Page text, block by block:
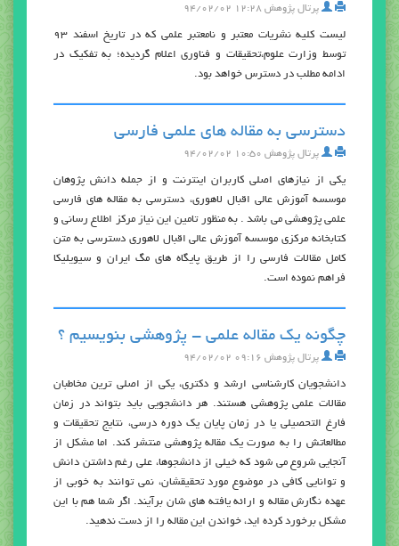
پرتال پژوهش ۱۲:۲۸ ۹۴/۰۲/۰۲
ليست كليه نشريات معتبر و نامعتبر علمي كه در تاريخ اسفند 93
توسط وزارت علوم،تحقيقات و فناوري اعلام گرديده؛ به تفكيك در
ادامه مطلب در دسترس خواهد بود.
دسترسي به مقاله هاي علمي فارسي
پرتال پژوهش ۱۰:۵۰ ۹۴/۰۲/۰۲
يکی از نیازهای اصلی کاربران اینترنت و از جمله دانش پژوهان
موسسه آموزش عالي اقبال لاهوري، دسترسی به مقاله های فارسی
علمی پژوهشی می باشد . به منظور تامین این نیاز مرکز اطلاع رسانی و
کتابخانه مرکزی موسسه آموزش عالي اقبال لاهوري دسترسی به متن
کامل مقالات فارسی را از طریق پایگاه های مگ ایران و سیویلیکا
فراهم نموده است.
چگونه یک مقاله علمی - پژوهشی بنویسیم ؟
پرتال پژوهش ۰۹:۱۶ ۹۴/۰۲/۰۲
دانشجویان کارشناسی ارشد و دکتری، یکی از اصلی ترین مخاطبان
مقالات علمی پژوهشی هستند. هر دانشجویی باید بتواند در زمان
فارغ التحصیلی یا در زمان پایان یک دوره درسی، نتایج تحقیقات و
مطالعاتش را به صورت یک مقاله پژوهشی منتشر کند. اما مشکل از
آنجایی شروع می شود که خیلی از دانشجوها، علی رغم داشتن دانش
و توانایی کافی در موضوع مورد تحقیقشان، نمی توانند به خوبی از
عهده نگارش مقاله و ارائه یافته های شان برآیند. اگر شما هم با این
مشکل برخورد کرده اید، خواندن این مقاله را از دست ندهید.